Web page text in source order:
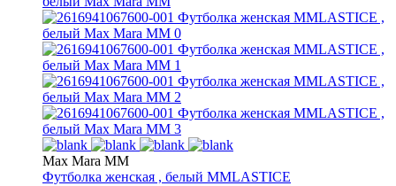
Max Mara MM
Футболка женская , белый MMLASTICE